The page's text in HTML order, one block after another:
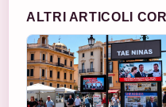
ALTRI ARTICOLI